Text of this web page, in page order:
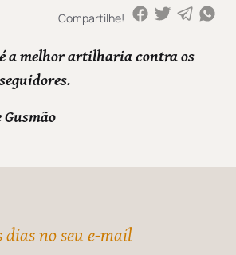
Compartilhe!
a melhor artilharia contra os
Gusmão
dias no seu e-mail